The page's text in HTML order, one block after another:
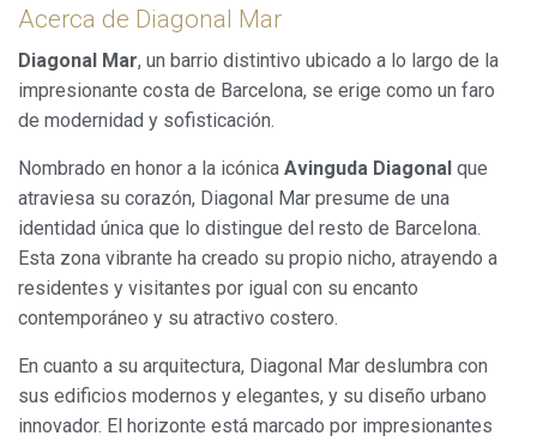
Acerca de Diagonal Mar
Diagonal Mar, un barrio distintivo ubicado a lo largo de la
impresionante costa de Barcelona, se erige como un faro
de modernidad y sofisticación.
Nombrado en honor a la icónica Avinguda Diagonal que
atraviesa su corazón, Diagonal Mar presume de una
identidad única que lo distingue del resto de Barcelona.
Esta zona vibrante ha creado su propio nicho, atrayendo a
residentes y visitantes por igual con su encanto
contemporáneo y su atractivo costero.
En cuanto a su arquitectura, Diagonal Mar deslumbra con
sus edificios modernos y elegantes, y su diseño urbano
innovador. El horizonte está marcado por impresionantes